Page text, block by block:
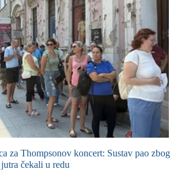
za Thompsonov koncert: Sustav pao zbog
čekali u redu